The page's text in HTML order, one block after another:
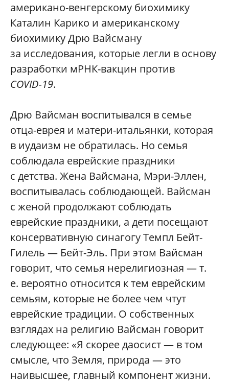
американо-венгерскому биохимику
Каталин Карико и американскому
биохимику Дрю Вайсману
за исследования, которые легли в основу
разработки мРНК-вакцин против
COVID‑19.
Дрю Вайсман воспитывался в семье
отца-еврея и матери-­итальянки, которая
в иудаизм не обратилась. Но семья
соблюдала еврейские праздники
с детства. Жена Вайсмана, Мэри-­Эллен,
воспитывалась соблюдающей. Вайсман
с женой продолжают соблюдать
еврейские праздники, а дети посещают
консервативную синагогу Темпл Бейт-
Гилель — Бейт-­Эль. При этом Вайсман
говорит, что семья нерелигиозная — т.
е. вероятно относится к тем еврейским
семьям, которые не более чем чтут
еврейские традиции. О собственных
взглядах на религию Вайсман говорит
следующее: «Я скорее даосист — в том
смысле, что Земля, природа — это
наивысшее, главный компонент жизни.